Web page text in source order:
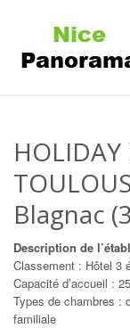
HOLIDAY
Blagnac
Description de
Classement : Hôtel 3
Capacité d’accueil :
Types de chambres :
familiale